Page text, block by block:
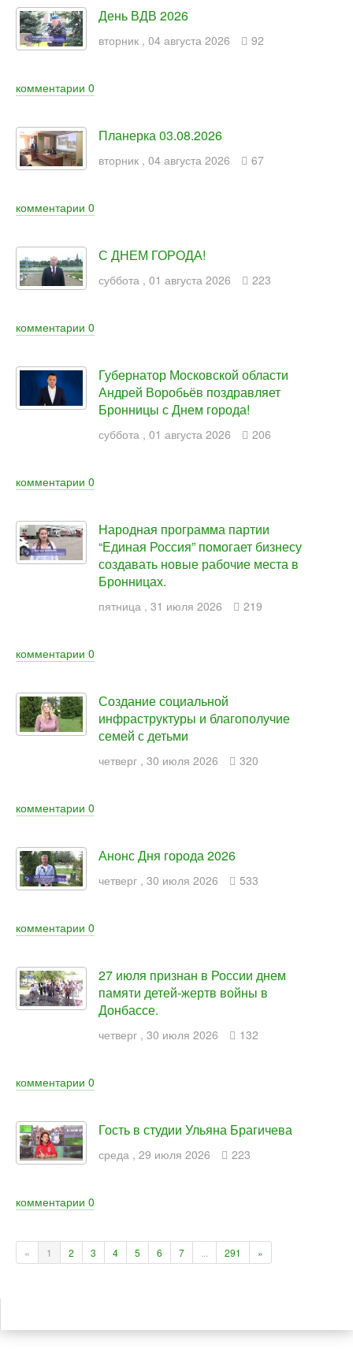
День ВДВ 2026
вторник , 04 августа 2026 92
комментарии 0
Планерка 03.08.2026
вторник , 04 августа 2026 67
комментарии 0
С ДНЕМ ГОРОДА!
суббота , 01 августа 2026 223
комментарии 0
Губернатор Московской области
Андрей Воробьёв поздравляет
Бронницы с Днем города!
суббота , 01 августа 2026 206
комментарии 0
Народная программа партии
“Единая Россия” помогает бизнесу
создавать новые рабочие места в
Бронницах.
пятница , 31 июля 2026 219
комментарии 0
Создание социальной
инфраструктуры и благополучие
семей с детьми
четверг , 30 июля 2026 320
комментарии 0
Анонс Дня города 2026
четверг , 30 июля 2026 533
комментарии 0
27 июля признан в России днем
памяти детей-жертв войны в
Донбассе.
четверг , 30 июля 2026 132
комментарии 0
Гость в студии Ульяна Брагичева
среда , 29 июля 2026 223
комментарии 0
« 1 2 3 4 5 6 7 291 »